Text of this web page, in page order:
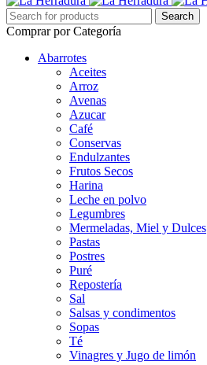
Comprar por Categoría
Abarrotes
Aceites
Arroz
Avenas
Azucar
Café
Conservas
Endulzantes
Frutos Secos
Harina
Leche en polvo
Legumbres
Mermeladas, Miel y Dulces
Pastas
Postres
Puré
Repostería
Sal
Salsas y condimentos
Sopas
Té
Vinagres y Jugo de limón